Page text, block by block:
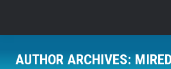
AUTHOR ARCHIVES: